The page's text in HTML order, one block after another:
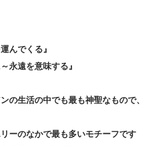
んでくる』
永遠を意味する』
の生活の中でも最も神聖なもので、
ーのなかで最も多いモチーフです